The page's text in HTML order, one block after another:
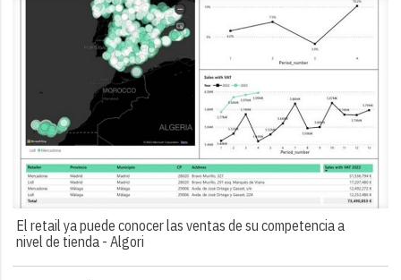
El retail ya puede conocer las ventas de su competencia a
nivel de tienda -Algori